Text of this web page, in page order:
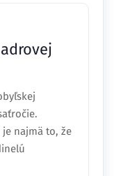
najmä to, že